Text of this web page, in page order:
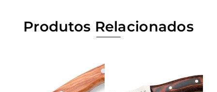
Produtos Relacionados